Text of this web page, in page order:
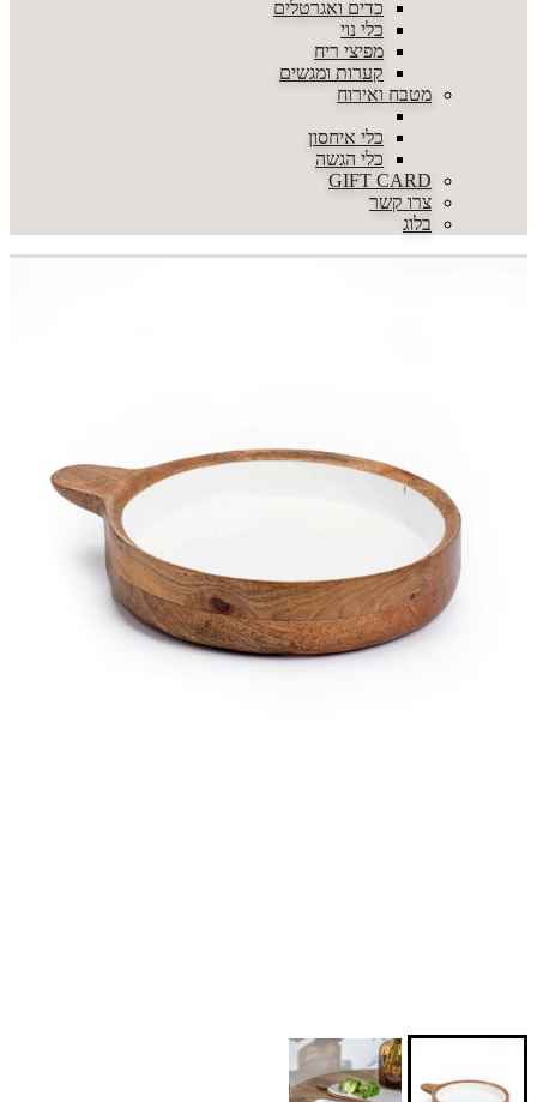
כדים ואגרטלים
כלי נוי
מפיצי ריח
קערות ומגשים
מטבח ואירוח
כלי איחסון
כלי הגשה
GIFT CARD
צרו קשר
בלוג